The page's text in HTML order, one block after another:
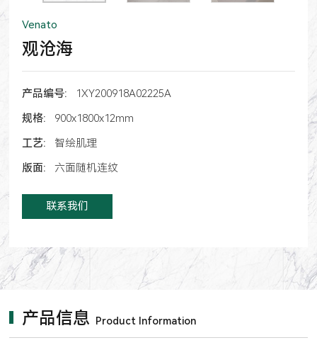
Venato
观沧海
产品编号:
1XY200918A02225A
规格:
900x1800x12mm
工艺:
智绘肌理
版面:
六面随机连纹
联系我们
产品信息 Product Information